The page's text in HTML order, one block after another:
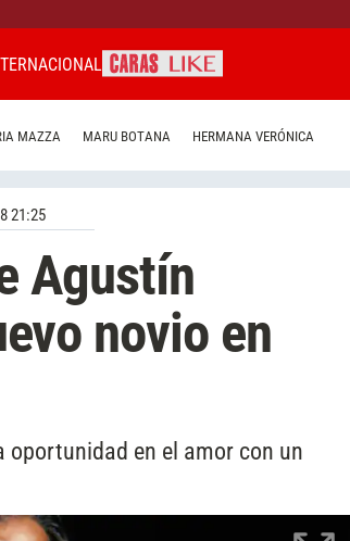
MAZZA MARU BOTANA HERMANA VERÓNICA
21:25
Agustín
novio en
oportunidad en el amor con un